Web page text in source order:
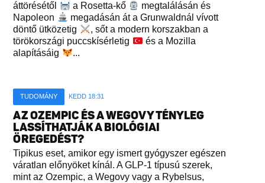
áttörésétől
a Rosetta-kő
megtalálásán és
Napoleon
megadásán át a Grunwaldnál vívott
döntő ütközetig
, sőt a modern korszakban a
törökországi puccskísérletig
és a Mozilla
alapításáig
...
TUDOMÁNY KEDD 18:31
AZ OZEMPIC ÉS A WEGOVY TÉNYLEG
LASSÍTHATJÁK A BIOLÓGIAI
ÖREGEDÉST?
Tipikus eset, amikor egy ismert gyógyszer egészen
váratlan előnyöket kínál. A GLP-1 típusú szerek,
mint az Ozempic, a Wegovy vagy a Rybelsus,